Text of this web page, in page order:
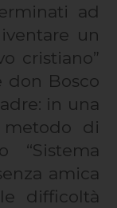
ad
un
cristiano”
don Bosco
in una
metodo di
“Sistema
amica
difficoltà